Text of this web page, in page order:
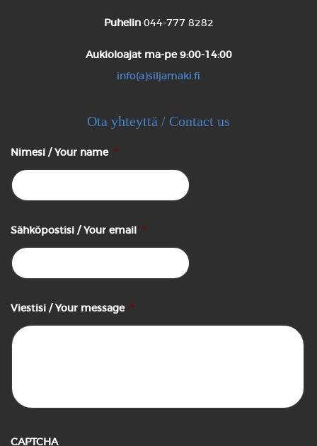
Puhelin 044-777 8282
Aukioloajat ma-pe 9:00-14:00
info(a)siljamaki.fi
Ota yhteyttä / Contact us
Nimesi / Your name *
Sähköpostisi / Your email *
Viestisi / Your message *
CAPTCHA